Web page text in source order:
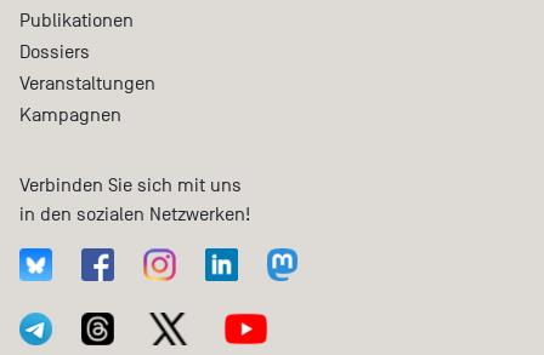
Publikationen
Dossiers
Veranstaltungen
Kampagnen
Verbinden Sie sich mit uns
in den sozialen Netzwerken!